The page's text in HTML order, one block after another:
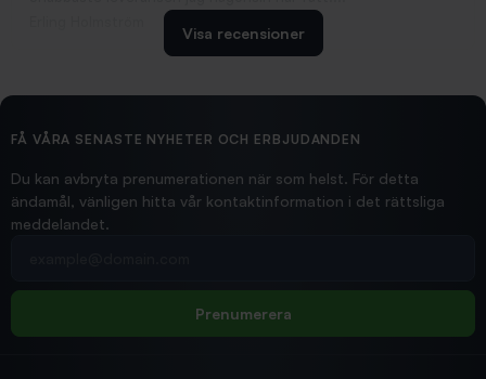
2026/02/19
Hittade exakt vad jag behövde. Snabb och bra...
Visa recensioner
FÅ VÅRA SENASTE NYHETER OCH ERBJUDANDEN
Du kan avbryta prenumerationen när som helst. För detta
ändamål, vänligen hitta vår kontaktinformation i det rättsliga
meddelandet.
Prenumerera